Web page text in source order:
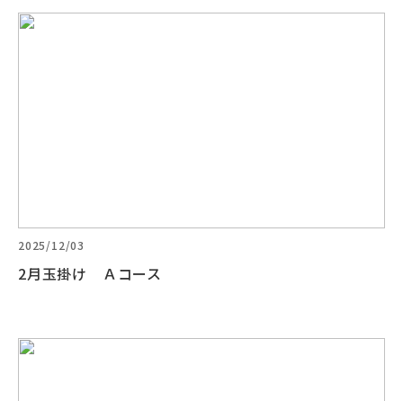
2025/12/03
2月玉掛け Ａコース